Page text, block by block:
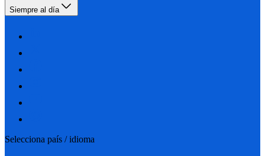
Siempre al día
Selecciona país / idioma